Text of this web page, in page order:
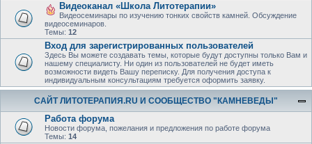
Видеоканал «Школа Литотерапии»
Видеосеминары по изучению тонких свойств камней. Обсуждение
видеосеминаров.
Темы: 12
Вход для зарегистрированных пользователей
Здесь Вы можете создавать темы, которые будут доступны только Вам и
нашему специалисту. Ни один из пользователей не будет иметь
возможности видеть Вашу переписку. Для получения доступа к
индивидуальным консультациям требуется оформить заявку.
САЙТ ЛИТОТЕРАПИЯ.RU И СООБЩЕСТВО "КАМНЕВЕДЫ"
Работа форума
Новости форума, пожелания и предложения по работе форума
Темы: 14